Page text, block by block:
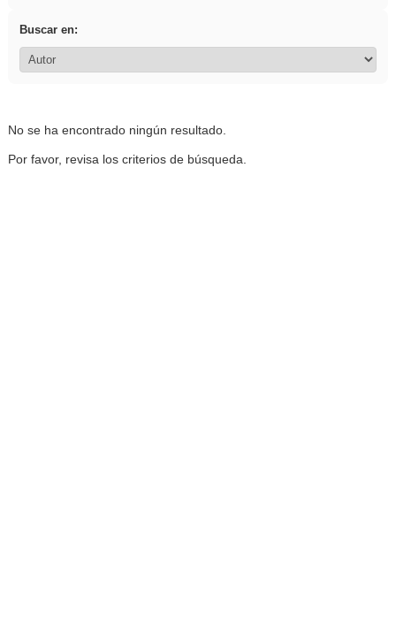
Buscar en:
No se ha encontrado ningún resultado.
Por favor, revisa los criterios de búsqueda.